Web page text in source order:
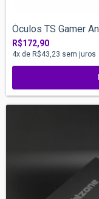
Óculos TS Gamer
R$172,90
4x de R$43,23 sem juros